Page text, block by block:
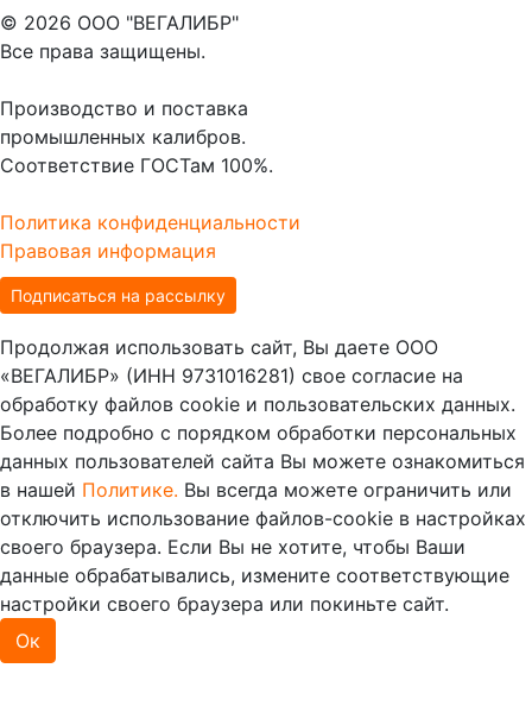
© 2026 ООО "ВЕГАЛИБР"
Все права защищены.
Производство и поставка
промышленных калибров.
Соответствие ГОСТам 100%.
Политика конфиденциальности
Правовая информация
Подписаться на рассылку
Продолжая использовать сайт, Вы даете ООО
«ВЕГАЛИБР» (ИНН 9731016281) свое согласие на
обработку файлов cookie и пользовательских данных.
Более подробно с порядком обработки персональных
данных пользователей сайта Вы можете ознакомиться
в нашей Политике. Вы всегда можете ограничить или
отключить использование файлов-cookie в настройках
своего браузера. Если Вы не хотите, чтобы Ваши
данные обрабатывались, измените соответствующие
настройки своего браузера или покиньте сайт.
Ок